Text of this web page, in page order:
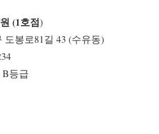
(1호점)
도봉로81길 43 (수유동)
등급